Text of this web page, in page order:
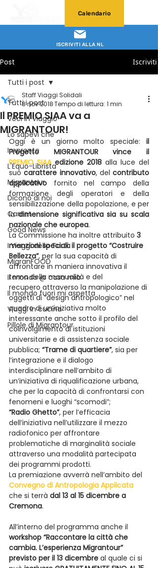
ISCRIVITI ALLA NL
Calendario
Post Iscriviti
Tutti i post
Voci in Viaggio
Lo sapevi che
Impronte
L'Equo-Librista
Migrantour
Dicono di noi
Carnet
Good News
I Viaggi della Tarta
MigranFOOD
Il mondo @ casa mia
Il mondo fuori mi aspetta
Viaggi in cucina
Pillole di Migrantour
Tutti i post
Il PREMIO SIAA va a
MIGRANTOUR!
Staff Viaggi Solidali
8 nov 2018Tempo di lettura: 1 min
Oggi è un giorno molto speciale: il
PREMIO SIAA edizione 2018 alla luce del
suo carattere innovativo, del contributo
applicativo fornito nel campo della
formazione degli operatori e della
sensibilizzazione della popolazione, e per
la dimensione significativa sia su scala
nazionale che europea.
La Commissione ha inoltre attribuito 3
menzioni speciali: il progetto “Costruire
Bellezza”, per la sua capacità di
affrontare in maniera innovativa il
tema della manualità e del
recupero attraverso la manipolazione di
oggetti di “design antropologico” nel
quadro di un’iniziativa molto
interessante anche sotto il profilo del
coinvolgimento di istituzioni
universitarie e di assistenza sociale
pubblica; “Trame di quartiere”, sia per
l’integrazione e il dialogo
interdisciplinare nell’ambito di
un’iniziativa di riqualificazione urbana,
che per la capacità di confrontarsi con
fenomeni e luoghi “scomodi”;
“Radio Ghetto”, per l’efficacia
dell’iniziativa nell’utilizzare il mezzo
radiofonico per affrontare
problematiche di marginalità sociale
attraverso una modalità partecipata
dei programmi prodotti.
La premiazione avverrà nell’ambito del
Convegno di Antropologia Applicata
che si terrà dal 13 al 15 dicembre a
Cremona.
All’interno del programma anche il
workshop “Raccontare la città che
cambia. L’esperienza Migrantour”
previsto per il 13 dicembre al quale ci si